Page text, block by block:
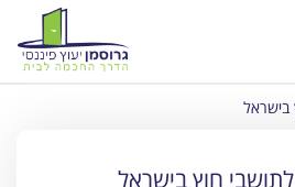
בישראל
חוץ בישראל